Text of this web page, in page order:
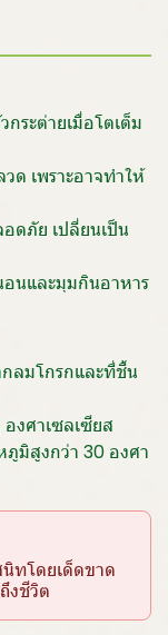
ระต่ายเมื่อโตเต็ม
ด เพราะอาจทำให้
ดภัย เปลี่ยนเป็น
นและมุมกินอาหาร
กลมโกรกและที่ชื้น
งศาเซลเซียส
มิสูงกว่า 30 องศา
ทโดยเด็ดขาด
งชีวิต